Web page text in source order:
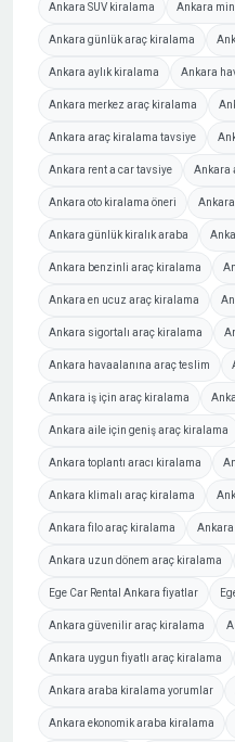
Ankara SUV kiralama Ankara
Ankara günlük araç kiralama
Ankara aylık kiralama Ankara
Ankara merkez araç kiralama
Ankara araç kiralama tavsiye
Ankara rent a car tavsiye Ankara
Ankara oto kiralama öneri
Ankara günlük kiralık araba
Ankara benzinli araç kiralama
Ankara en ucuz araç kiralama
Ankara sigortalı araç kiralama
Ankara havaalanına araç teslim
Ankara iş için araç kiralama
Ankara aile için geniş araç kiralama
Ankara toplantı aracı kiralama
Ankara klimalı araç kiralama
Ankara filo araç kiralama
Ankara uzun dönem araç kiralama
Ege Car Rental Ankara fiyatlar
Ankara güvenilir araç kiralama
Ankara uygun fiyatlı araç kiralama
Ankara araba kiralama yorumlar
Ankara ekonomik araba kiralama